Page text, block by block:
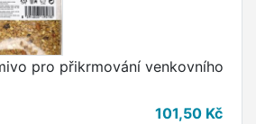
pro přikrmování venkovního
101,50 Kč